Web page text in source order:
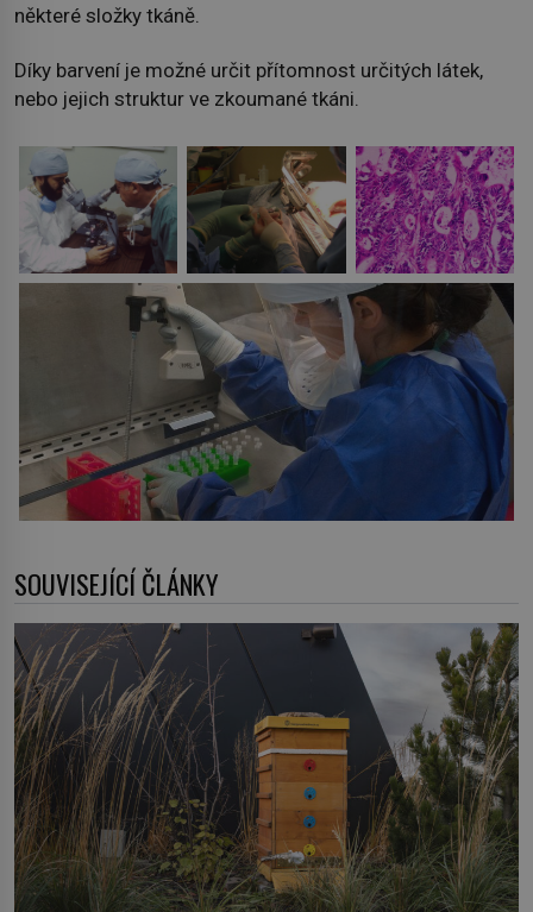
některé složky tkáně.
Díky barvení je možné určit přítomnost určitých látek,
nebo jejich struktur ve zkoumané tkáni.
SOUVISEJÍCÍ ČLÁNKY